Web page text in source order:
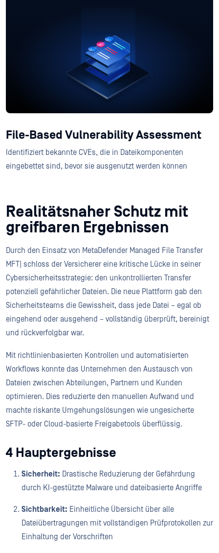
File-Based Vulnerability Assessment
Identifiziert bekannte CVEs, die in Dateikomponenten
eingebettet sind, bevor sie ausgenutzt werden können
Realitätsnaher Schutz mit
greifbaren Ergebnissen
Durch den Einsatz von MetaDefender Managed File Transfer
MFT) schloss der Versicherer eine kritische Lücke in seiner
Cybersicherheitsstrategie: den unkontrollierten Transfer
potenziell gefährlicher Dateien. Die neue Plattform gab den
Sicherheitsteams die Gewissheit, dass jede Datei – egal ob
eingehend oder ausgehend – vollständig überprüft, bereinigt
und rückverfolgbar war.
Mit richtlinienbasierten Kontrollen und automatisierten
Workflows konnte das Unternehmen den Austausch von
Dateien zwischen Abteilungen, Partnern und Kunden
optimieren. Dies reduzierte den manuellen Aufwand und
machte riskante Umgehungslösungen wie ungesicherte
SFTP- oder Cloud-basierte Freigabetools überflüssig.
4 Hauptergebnisse
Sicherheit: Drastische Reduzierung der Gefährdung
durch KI-gestützte Malware und dateibasierte Angriffe
Sichtbarkeit: Einheitliche Übersicht über alle
Dateiübertragungen mit vollständigen Prüfprotokollen zur
Einhaltung der Vorschriften